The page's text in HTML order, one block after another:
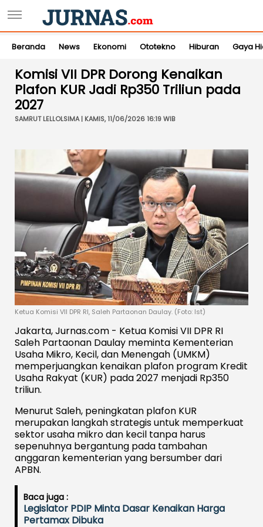
Beranda News Ekonomi Ototekno Hiburan Gaya
Komisi VII DPR Dorong Kenaikan
Plafon KUR Jadi Rp350 Triliun pada
2027
SAMRUT LELLOLSIMA | KAMIS, 11/06/2026 16:19 WIB
Ketua Komisi VII DPR RI, Saleh Partaonan Daulay. (Foto: Ist)
Jakarta, Jurnas.com - Ketua Komisi VII DPR RI
Saleh Partaonan Daulay meminta Kementerian
Usaha Mikro, Kecil, dan Menengah (UMKM)
memperjuangkan kenaikan plafon program Kredit
Usaha Rakyat (KUR) pada 2027 menjadi Rp350
triliun.
Menurut Saleh, peningkatan plafon KUR
merupakan langkah strategis untuk memperkuat
sektor usaha mikro dan kecil tanpa harus
sepenuhnya bergantung pada tambahan
anggaran kementerian yang bersumber dari
APBN.
Baca juga :
Legislator PDIP Minta Dasar Kenaikan Harga
Pertamax Dibuka